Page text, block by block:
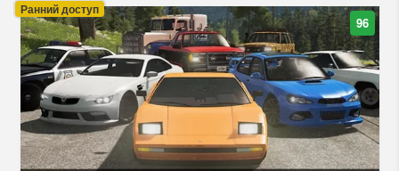
Ранний доступ
96